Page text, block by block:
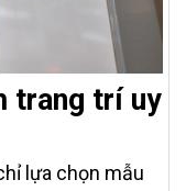
trang trí uy
lựa chọn mẫu